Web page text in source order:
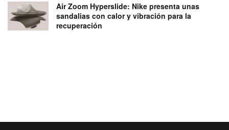
Air Zoom Hyperslide: Nike presenta unas
sandalias con calor y vibración para la
recuperación